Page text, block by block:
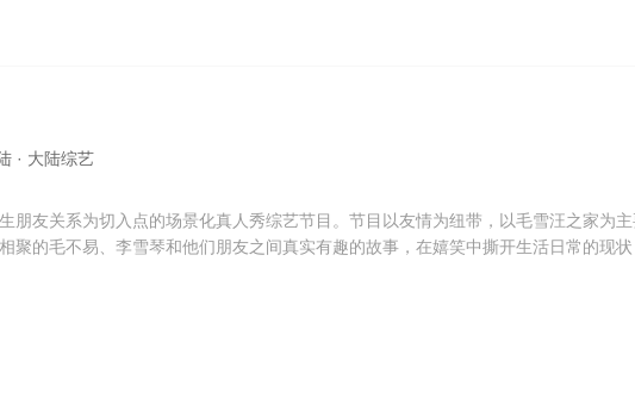
· 大陆综艺
朋友关系为切入点的场景化真人秀综艺节目。节目以友情为纽带，以毛雪汪之家为
聚的毛不易、李雪琴和他们朋友之间真实有趣的故事，在嬉笑中撕开生活日常的现